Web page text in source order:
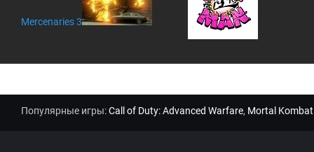
Mercenaries 3
Популярные игры:Call of Duty: Advanced Warfare, Mortal